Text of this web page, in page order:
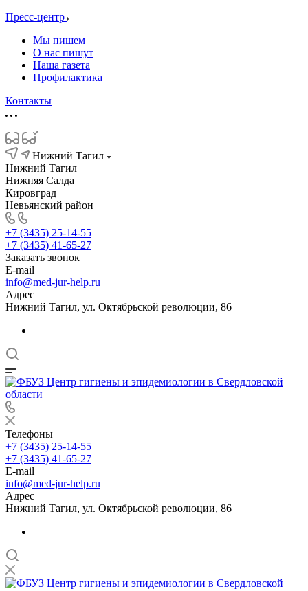
Пресс-центр
Мы пишем
О нас пишут
Наша газета
Профилактика
Контакты
Нижний Тагил
Нижний Тагил
Нижняя Салда
Кировград
Невьянский район
+7 (3435) 25-14-55
+7 (3435) 41-65-27
Заказать звонок
E-mail
info@med-jur-help.ru
Адрес
Нижний Тагил, ул. Октябрьской революции, 86
Телефоны
+7 (3435) 25-14-55
+7 (3435) 41-65-27
E-mail
info@med-jur-help.ru
Адрес
Нижний Тагил, ул. Октябрьской революции, 86